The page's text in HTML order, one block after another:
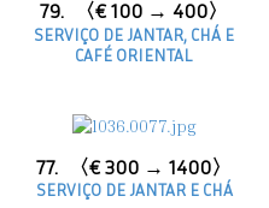
79. 〈€ 100 → 400〉
SERVIÇO DE JANTAR, CHÁ E
CAFÉ ORIENTAL
77. 〈€ 300 → 1400〉
SERVIÇO DE JANTAR E CHÁ